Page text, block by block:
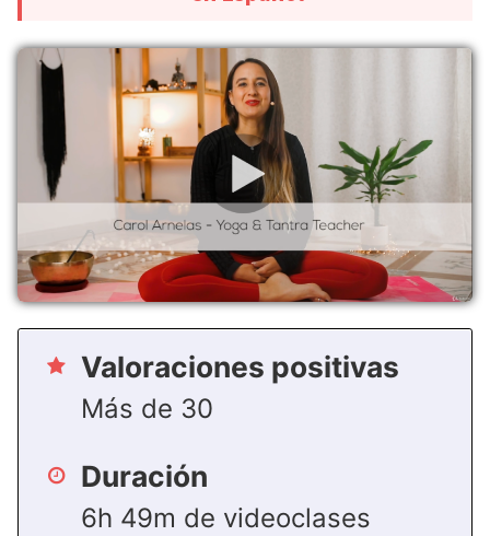
Valoraciones positivas
Más de 30
Duración
6h 49m de videoclases